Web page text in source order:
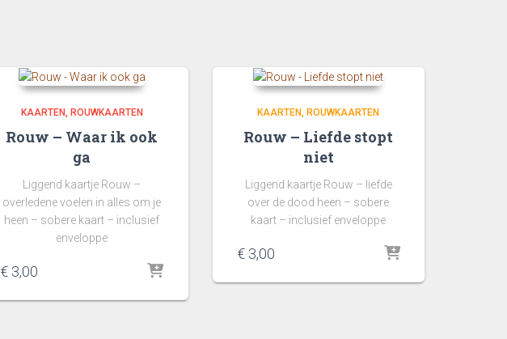
KAARTEN ROUWKAARTEN
Rouw – Waar ik ook
ga
Liggend kaartje Rouw –
overledene voelen in alles om je
heen – sobere kaart – inclusief
enveloppe
€ 3,00
KAARTEN ROUWKAARTEN
Rouw – Liefde stopt
niet
Liggend kaartje Rouw – liefde
over de dood heen – sobere
kaart – inclusief enveloppe
€3,00